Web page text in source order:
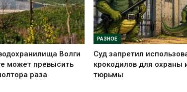
Волги
может превысить
раза
РАЗНОЕ
Суд запретил
крокодилов для охраны
тюрьмы